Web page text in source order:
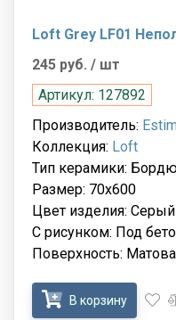
Loft Grey LF01
245 руб. / шт
Артикул: 127892
Производитель:
Коллекция: Loft
Тип керамики:
Размер: 70x600
Цвет изделия: Серый
С рисунком: Под
Поверхность:
В корзину